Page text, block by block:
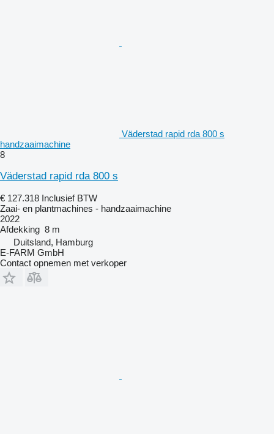
Väderstad rapid rda 800 s
handzaaimachine
8
Väderstad rapid rda 800 s
€ 127.318 Inclusief BTW
Zaai- en plantmachines - handzaaimachine
2022
Afdekking 8 m
Duitsland, Hamburg
E-FARM GmbH
Contact opnemen met verkoper